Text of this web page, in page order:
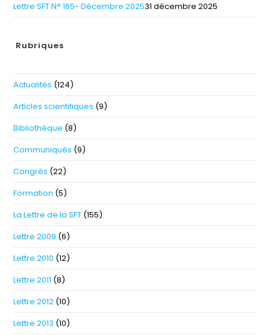
Lettre SFT N° 165- Décembre 202531 décembre 2025
Rubriques
Actualités (124)
Articles scientifiques (9)
Bibliothèque (8)
Communiqués (9)
Congrès (22)
Formation (5)
La Lettre de la SFT (155)
Lettre 2009 (6)
Lettre 2010 (12)
Lettre 2011 (8)
Lettre 2012 (10)
Lettre 2013 (10)